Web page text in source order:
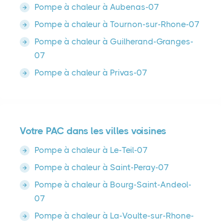
Pompe à chaleur à Aubenas-07
Pompe à chaleur à Tournon-sur-Rhone-07
Pompe à chaleur à Guilherand-Granges-
07
Pompe à chaleur à Privas-07
Votre PAC dans les villes voisines
Pompe à chaleur à Le-Teil-07
Pompe à chaleur à Saint-Peray-07
Pompe à chaleur à Bourg-Saint-Andeol-
07
Pompe à chaleur à La-Voulte-sur-Rhone-